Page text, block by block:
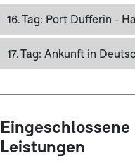
16. Tag: Port Dufferin -
17. Tag: Ankunft in
Eingeschlossene
Leistungen